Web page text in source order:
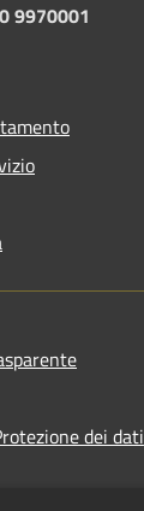
9970001
dei dati